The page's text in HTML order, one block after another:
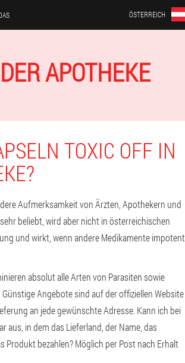
ÖSTERREICH
APOTHEKE
TOXIC OFF IN
Aufmerksamkeit von Ärzten, Apothekern und
beliebt, wird aber nicht in österreichischen
und wirkt, wenn andere Medikamente impotent
absolut alle Arten von Parasiten sowie
Angebote sind auf der offiziellen Website
an jede gewünschte Adresse. Kann ich bei
aus, in dem das Lieferland, der Name, das
Produkt bezahlen? Möglich per Post nach Erhalt